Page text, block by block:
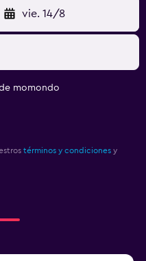
vie. 14/8
momondo
términos y condiciones y